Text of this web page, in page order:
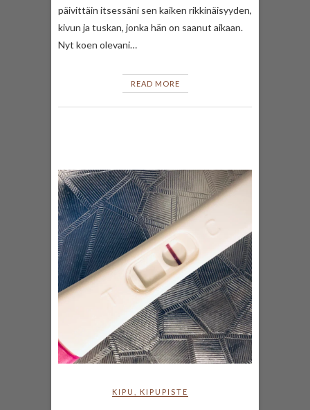
päivittäin itsessäni sen kaiken rikkinäisyyden,
kivun ja tuskan, jonka hän on saanut aikaan.
Nyt koen olevani…
READ MORE
KIPU KIPUPISTE